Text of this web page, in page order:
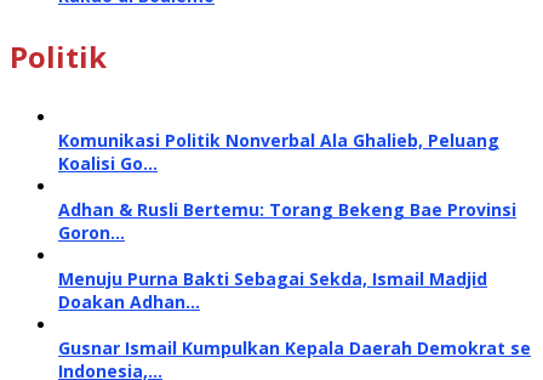
Politik
Komunikasi Politik Nonverbal Ala Ghalieb, Peluang
Koalisi Go…
Adhan & Rusli Bertemu: Torang Bekeng Bae Provinsi
Goron…
Menuju Purna Bakti Sebagai Sekda, Ismail Madjid
Doakan Adhan…
Gusnar Ismail Kumpulkan Kepala Daerah Demokrat se
Indonesia,…